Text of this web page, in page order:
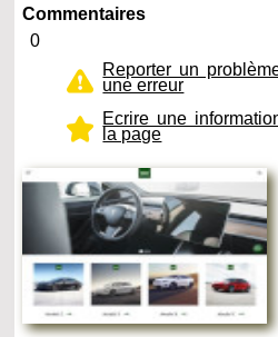
Commentaires
0
Reporter un
une erreur
Ecrire une
la page